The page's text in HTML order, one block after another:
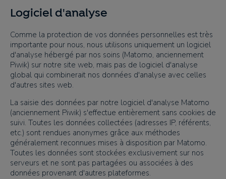
Logiciel d'analyse
Comme la protection de vos données personnelles est très
importante pour nous, nous utilisons uniquement un logiciel
d'analyse hébergé par nos soins (Matomo, anciennement
Piwik) sur notre site web, mais pas de logiciel d'analyse
global qui combinerait nos données d'analyse avec celles
d'autres sites web.
La saisie des données par notre logiciel d'analyse Matomo
(anciennement Piwik) s'effectue entièrement sans cookies de
suivi. Toutes les données collectées (adresses IP, référents,
etc.) sont rendues anonymes grâce aux méthodes
généralement reconnues mises à disposition par Matomo.
Toutes les données sont stockées exclusivement sur nos
serveurs et ne sont pas partagées ou associées à des
données provenant d'autres plateformes.